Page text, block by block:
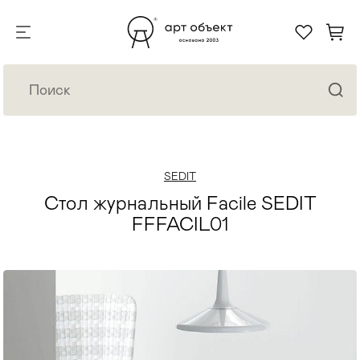
SEDIT
Стол журнальный Facile SEDIT
FFFACIL01